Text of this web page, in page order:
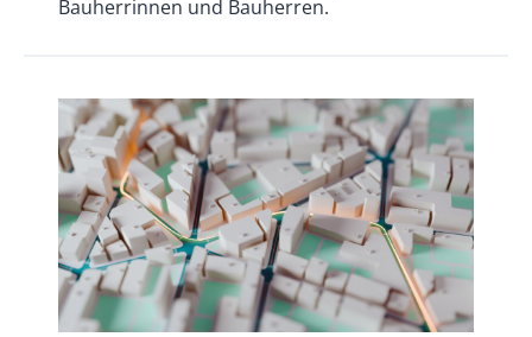
Bauherrinnen und Bauherren.